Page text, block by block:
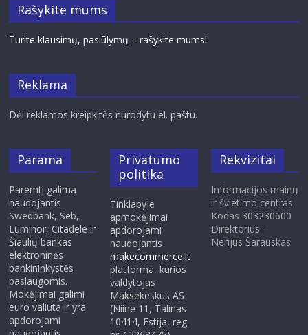
Rašykite mums
Turite klausimų, pasiūlymų – rašykite mums!
Reklama
Dėl reklamos kreipkitės nurodytu el. paštu.
Parama
Paremti galima
naudojantis
Swedbank, Seb,
Luminor, Citadele ir
Šiaulių bankas
elektroninės
bankininkystės
paslaugomis.
Mokėjimai galimi
euro valiuta ir yra
apdorojami
Privatumo
politika
Tinklapyje
apmokėjimai
apdorojami
naudojantis
makecommerce.lt
platforma, kurios
valdytojas
Maksekeskus AS
(Niine 11, Talinas
10414, Estija, reg.
Rekvizitai
Informacijos mainų
ir švietimo centras
Kodas 303230600
Direktorius -
Nerijus Šarauskas